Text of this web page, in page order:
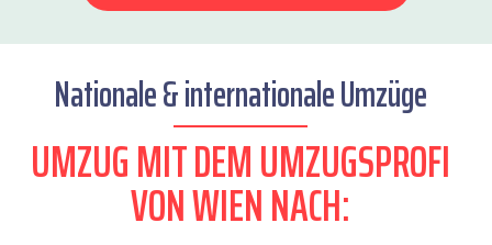
Nationale & internationale Umzüge
UMZUG MIT DEM UMZUGSPROFI
VON WIEN NACH: